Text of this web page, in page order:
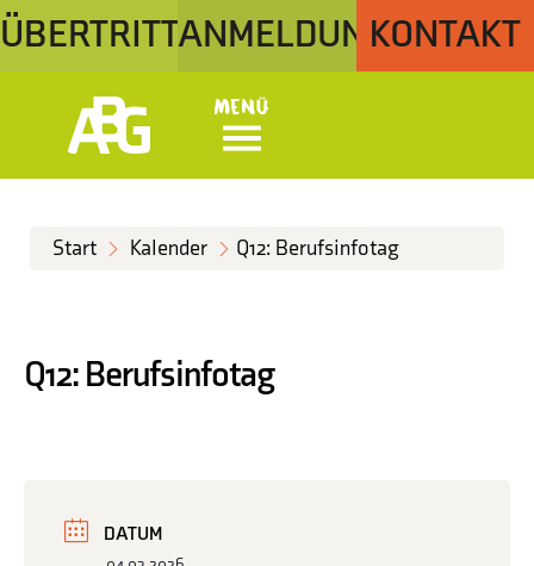
ÜBERTRITTANMELDUNGKONTAKT
Menü
Start Kalender Q12: Berufsinfotag
Q12: Berufsinfotag
DATUM